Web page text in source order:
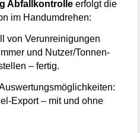
Abfallkontrolle erfolgt die
im Handumdrehen:
von Verunreinigungen
und Nutzer/Tonnen-
– fertig.
Export – mit und ohne